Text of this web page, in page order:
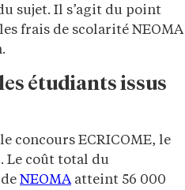
sujet. Il s’agit du point
frais de scolarité NEOMA
étudiants issus
concours ECRICOME, le
Le coût total du
NEOMAatteint 56 000